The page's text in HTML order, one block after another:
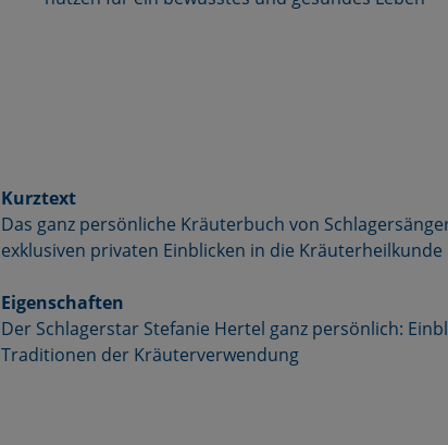
Kurztext
Das ganz persönliche Kräuterbuch von
exklusiven privaten Einblicken in die
Eigenschaften
Der Schlagerstar Stefanie Hertel ganz persönlich:
Traditionen der Kräuterverwendung